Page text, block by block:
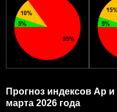
Прогноз индексов Ap и
марта 2026 года